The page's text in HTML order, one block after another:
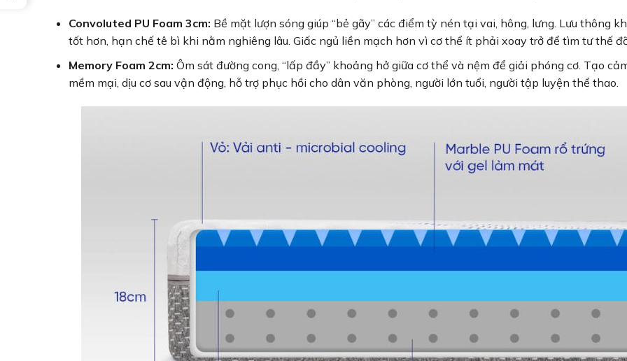
Convoluted PU Foam 3cm: Bề mặt lượn sóng giúp “bẻ gãy” các điểm tỳ nén tại vai, hông, lưng. Lưu thông
tốt hơn, hạn chế tê bì khi nằm nghiêng lâu. Giấc ngủ liền mạch hơn vì cơ thể ít phải xoay trở để tìm tư thế
Memory Foam 2cm: Ôm sát đường cong, “lấp đầy” khoảng hở giữa cơ thể và nệm để giải phóng cơ. Tạo
mềm mại, dịu cơ sau vận động, hỗ trợ phục hồi cho dân văn phòng, người lớn tuổi, người tập luyện thể thao.